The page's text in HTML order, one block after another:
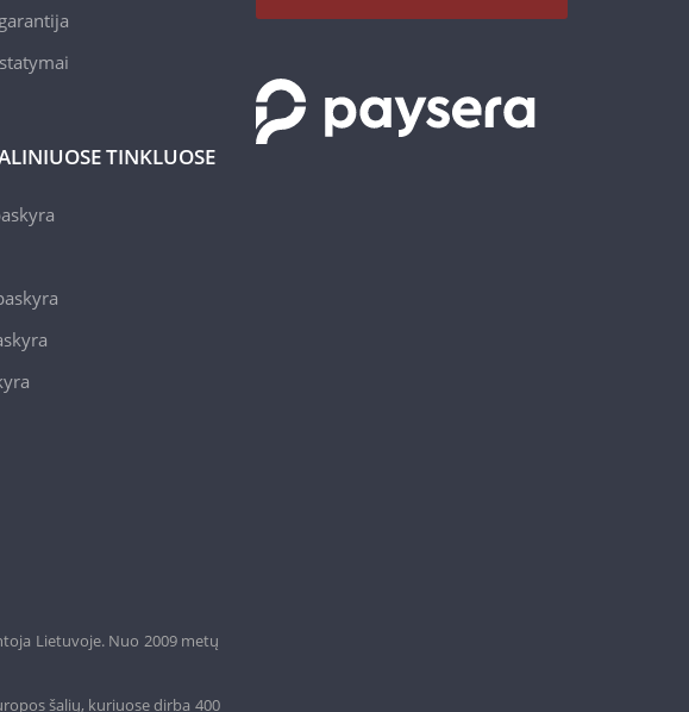
TINKLUOSE
Lietuvoje. Nuo 2009 metų
šalių, kuriuose dirba 400